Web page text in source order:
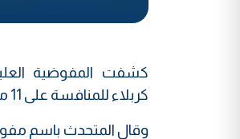
كربلاء للمنافسة على 11 مقعداً في البرلمان المقبل.
وقال المتحدث باسم